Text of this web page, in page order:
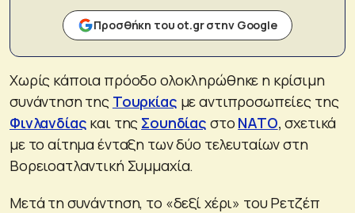
Προσθήκη του ot.gr στην Google
Χωρίς κάποια πρόοδο ολοκληρώθηκε η κρίσιμη
συνάντηση της Τουρκίας με αντιπροσωπείες της
Φινλανδίας και της Σουηδίας στο ΝΑΤΟ, σχετικά
με το αίτημα ένταξη των δύο τελευταίων στη
Βορειοατλαντική Συμμαχία.
Μετά τη συνάντηση, το «δεξί χέρι» του Ρετζέπ